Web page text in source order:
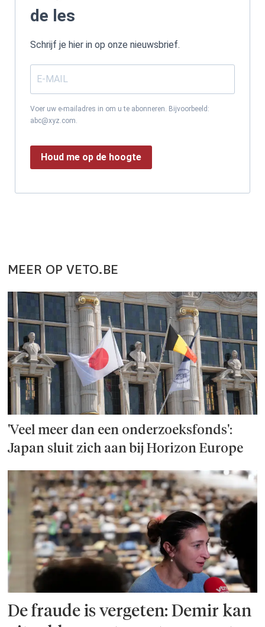
de les
Schrijf je hier in op onze nieuwsbrief.
Voer uw e-mailadres in om u te abonneren. Bijvoorbeeld:
abc@xyz.com.
Houd me op de hoogte
MEER OP VETO.BE
'Veel meer dan een onderzoeks­fonds':
Japan sluit zich aan bij Horizon Europe
De fraude is vergeten: Demir kan